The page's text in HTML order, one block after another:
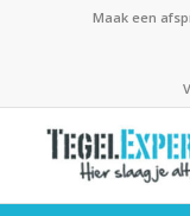
Maak een